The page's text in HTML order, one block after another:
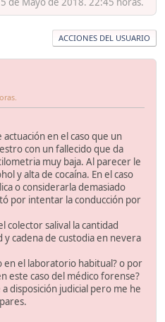
ACCIONES DEL USUARIO
en el caso que un
con un fallecido que da
muy baja. Al parecer le
y alta de cocaína. En el caso
o considerarla demasiado
por intentar la conducción por
colector salival la cantidad
cadena de custodia en nevera
en el laboratorio habitual? o por
este caso del médico forense?
disposición judicial pero me he